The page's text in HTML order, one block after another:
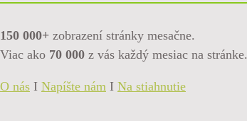
150 000+ zobrazení stránky mesačne.
Viac ako 70 000 z vás každý mesiac na stránke.
O nás I Napíšte nám I Na stiahnutie